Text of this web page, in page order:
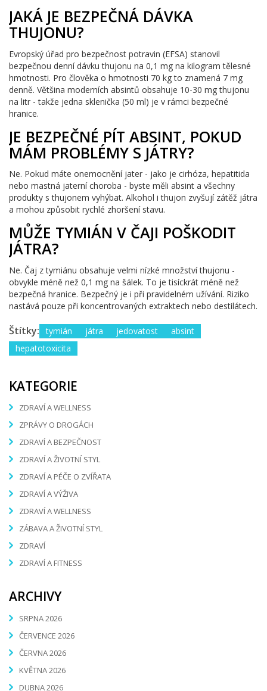
JAKÁ JE BEZPEČNÁ DÁVKA
THUJONU?
Evropský úřad pro bezpečnost potravin (EFSA) stanovil
bezpečnou denní dávku thujonu na 0,1 mg na kilogram tělesné
hmotnosti. Pro člověka o hmotnosti 70 kg to znamená 7 mg
denně. Většina moderních absintů obsahuje 10-30 mg thujonu
na litr - takže jedna sklenička (50 ml) je v rámci bezpečné
hranice.
JE BEZPEČNÉ PÍT ABSINT, POKUD
MÁM PROBLÉMY S JÁTRY?
Ne. Pokud máte onemocnění jater - jako je cirhóza, hepatitida
nebo mastná jaterní choroba - byste měli absint a všechny
produkty s thujonem vyhýbat. Alkohol i thujon zvyšují zátěž játra
a mohou způsobit rychlé zhoršení stavu.
MŮŽE TYMIÁN V ČAJI POŠKODIT
JÁTRA?
Ne. Čaj z tymiánu obsahuje velmi nízké množství thujonu -
obvykle méně než 0,1 mg na šálek. To je tisíckrát méně než
bezpečná hranice. Bezpečný je i při pravidelném užívání. Riziko
nastává pouze při koncentrovaných extraktech nebo destilátech.
Štítky: tymián játra jedovatost
absint
hepatotoxicita
KATEGORIE
ZDRAVÍ A WELLNESS
ZPRÁVY O DROGÁCH
ZDRAVÍ A BEZPEČNOST
ZDRAVÍ A ŽIVOTNÍ STYL
ZDRAVÍ A PÉČE O ZVÍŘATA
ZDRAVÍ A VÝŽIVA
ZDRAVÍ A WELLNESS
ZÁBAVA A ŽIVOTNÍ STYL
ZDRAVÍ
ZDRAVÍ A FITNESS
ARCHIVY
SRPNA 2026
ČERVENCE 2026
ČERVNA 2026
KVĚTNA 2026
DUBNA 2026